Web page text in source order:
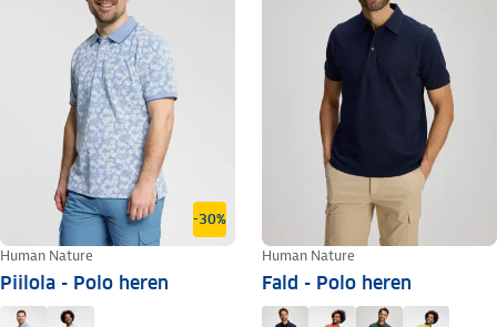
-30%
Human Nature
Piilola - Polo heren
Human Nature
Fald - Polo heren